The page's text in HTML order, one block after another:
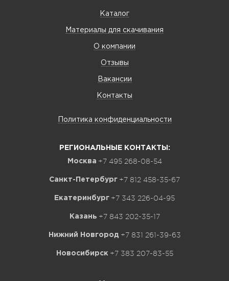
Каталог
Материалы для скачивания
О компании
Отзывы
Вакансии
Контакты
Политика конфиденциальности
РЕГИОНАЛЬНЫЕ КОНТАКТЫ:
Москва +7 495 268-08-54
Санкт-Петербург +7 812 458-35-67
Екатеринбург +7 343 226-04-95
Казань +7 843 202-35-17
Нижний Новгород +7 831 261-39-63
Новосибирск +7 383 207-83-55